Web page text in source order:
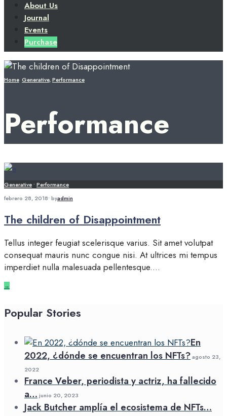
About Us
Journal
Events
Purchase
Home Generative,Performance
Performance
Generative • Performance
febrero 28, 2018• byadmin
The children of Disappointment
Tellus integer feugiat scelerisque varius. Sit amet volutpat
consequat mauris nunc congue nisi. At ultrices mi tempus
imperdiet nulla malesuada pellentesque....
→
Popular Stories
En
2022, ¿dónde se encuentran los NFTs?agosto 23,
2022
France Veber, periodista y actriz, ha fallecido
a… junio 20, 2023
Jack Butcher amplía el ecosistema de NFTs…